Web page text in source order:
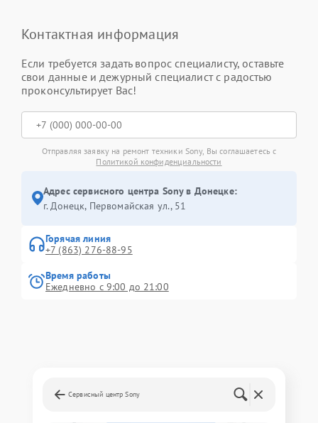
Контактная информация
Если требуется задать вопрос специалисту, оставьте
свои данные и дежурный специалист с радостью
проконсультирует Вас!
Отправляя заявку на ремонт техники Sony, Вы соглашаетесь с
Политикой конфиденциальности
Адрес сервисного центра Sony в Донецке:
г. Донецк, Первомайская ул., 51
Горячая линия
+7 (863) 276-88-95
Время работы
Ежедневно с 9:00 до 21:00
Сервисный центр Sony